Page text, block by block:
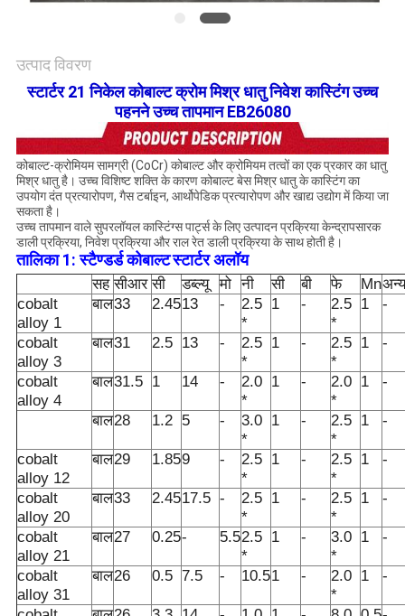
नीति
उत्पाद विवरण
स्टार्टर 21 निकेल कोबाल्ट क्रोम मिश्र धातु निवेश कास्टिंग उच्च
पहनने उच्च तापमान EB26080
कोबाल्ट-क्रोमियम सामग्री (CoCr) कोबाल्ट और क्रोमियम तत्वों का एक प्रकार का धातु
मिश्र धातु है। उच्च विशिष्ट शक्ति के कारण कोबाल्ट बेस मिश्र धातु के कास्टिंग का
उपयोग दंत प्रत्यारोपण, गैस टर्बाइन, आर्थोपेडिक प्रत्यारोपण और खाद्य उद्योग में किया जा
सकता है।
उच्च तापमान वाले सुपरलॉयल कास्टिंग्स पार्ट्स के लिए उत्पादन प्रक्रिया केन्द्रापसारक
डाली प्रक्रिया, निवेश प्रक्रिया और राल रेत डाली प्रक्रिया के साथ होती है।
तालिका 1: स्टैण्डर्ड कोबाल्टस्टार्टर अलॉय
सह सीआर सी डब्ल्यू मो नी सी बी फे Mnअन्य
cobalt
alloy 1
बाल33 2.4513 -
2.5
*
1 -
2.5
*
1 -
cobalt
alloy 3
बाल31 2.5 13 -
2.5
*
1 -
2.5
*
1 -
cobalt
alloy 4
बाल31.5 1 14 -
2.0
*
1 -
2.0
*
1 -
बाल28 1.2 5 -
3.0
*
1 -
2.5
*
1 -
cobalt
alloy 12
बाल29 1.859 -
2.5
*
1 -
2.5
*
1 -
cobalt
alloy 20
बाल33 2.4517.5 -
2.5
*
1 -
2.5
*
1 -
cobalt
alloy 21
बाल27 0.25- 5.52.5
*
1 -
3.0
*
1 -
cobalt
alloy 31
बाल26 0.5 7.5 - 10.51 -
2.0
*
1 -